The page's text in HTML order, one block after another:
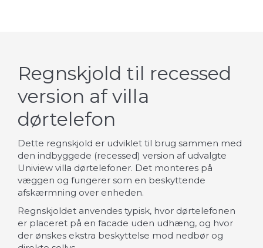
Regnskjold til recessed
version af villa
dørtelefon
Dette regnskjold er udviklet til brug sammen med
den indbyggede (recessed) version af udvalgte
Uniview villa dørtelefoner. Det monteres på
væggen og fungerer som en beskyttende
afskærmning over enheden.
Regnskjoldet anvendes typisk, hvor dørtelefonen
er placeret på en facade uden udhæng, og hvor
der ønskes ekstra beskyttelse mod nedbør og